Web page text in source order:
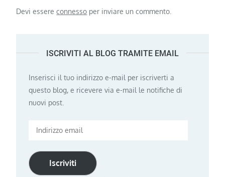
Devi essereconnesso per inviare un commento.
ISCRIVITI AL BLOG TRAMITE EMAIL
Inserisci il tuo indirizzo e-mail per iscriverti a
questo blog, e ricevere via e-mail le notifiche di
nuovi post.
Indirizzo
Iscriviti